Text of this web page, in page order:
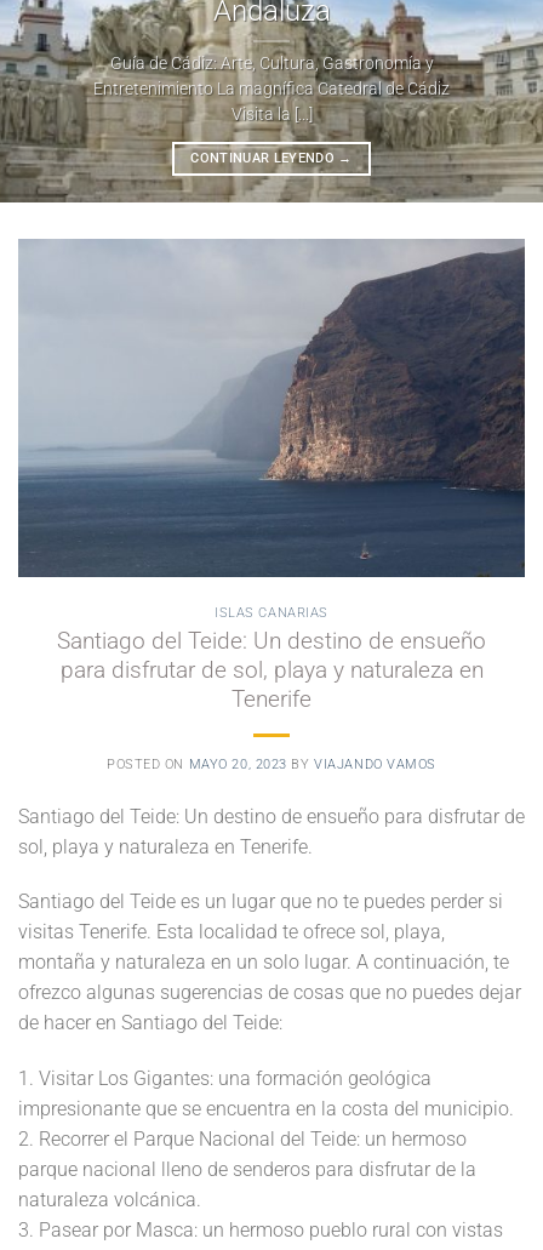
Andaluza
Guía de Cádiz: Arte, Cultura, Gastronomía y
Entretenimiento La magnífica Catedral de Cádiz
Visita la [...]
CONTINUAR LEYENDO →
ISLAS CANARIAS
Santiago del Teide: Un destino de ensueño
para disfrutar de sol, playa y naturaleza en
Tenerife
POSTED ON MAYO 20, 2023 BYVIAJANDO VAMOS
Santiago del Teide: Un destino de ensueño para disfrutar de
sol, playa y naturaleza en Tenerife.
Santiago del Teide es un lugar que no te puedes perder si
visitas Tenerife. Esta localidad te ofrece sol, playa,
montaña y naturaleza en un solo lugar. A continuación, te
ofrezco algunas sugerencias de cosas que no puedes dejar
de hacer en Santiago del Teide:
1. Visitar Los Gigantes: una formación geológica
impresionante que se encuentra en la costa del municipio.
2. Recorrer el Parque Nacional del Teide: un hermoso
parque nacional lleno de senderos para disfrutar de la
naturaleza volcánica.
3. Pasear por Masca: un hermoso pueblo rural con vistas